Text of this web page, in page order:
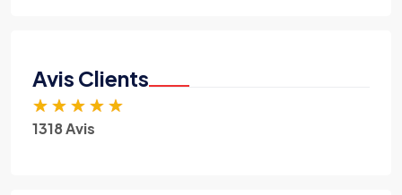
Avis Clients
★ ★ ★ ★ ★
1318 Avis